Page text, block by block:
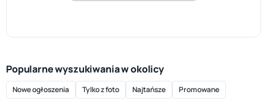
Popularne wyszukiwania w okolicy
Nowe ogłoszenia Tylko z foto Najtańsze Promowane